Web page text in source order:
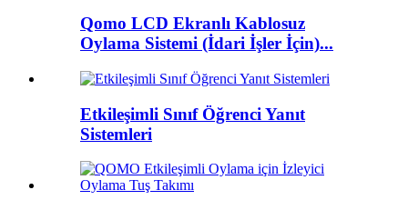
Qomo LCD Ekranlı Kablosuz
Oylama Sistemi (İdari İşler İçin)...
Etkileşimli Sınıf Öğrenci Yanıt
Sistemleri